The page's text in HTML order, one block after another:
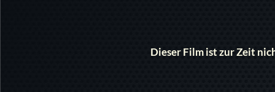
Dieser Film ist zur Zeit